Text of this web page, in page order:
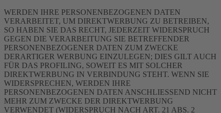
WERDEN IHRE PERSONENBEZOGENEN DATEN
VERARBEITET, UM DIREKTWERBUNG ZU BETREIBEN,
SO HABEN SIE DAS RECHT, JEDERZEIT WIDERSPRUCH
GEGEN DIE VERARBEITUNG SIE BETREFFENDER
PERSONENBEZOGENER DATEN ZUM ZWECKE
DERARTIGER WERBUNG EINZULEGEN; DIES GILT AUCH
FÜR DAS PROFILING, SOWEIT ES MIT SOLCHER
DIREKTWERBUNG IN VERBINDUNG STEHT. WENN SIE
WIDERSPRECHEN, WERDEN IHRE
PERSONENBEZOGENEN DATEN ANSCHLIESSEND NICHT
MEHR ZUM ZWECKE DER DIREKTWERBUNG
VERWENDET (WIDERSPRUCH NACH ART. 21 ABS. 2